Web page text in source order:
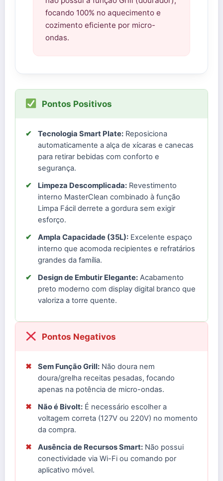
focando 100% no aquecimento e
cozimento eficiente por micro-
ondas.
Pontos Positivos
✔ Tecnologia Smart Plate: Reposiciona
automaticamente a alça de xícaras e canecas
para retirar bebidas com conforto e
segurança.
✔
Limpeza Descomplicada: Revestimento
interno MasterClean combinado à função
Limpa Fácil derrete a gordura sem exigir
esforço.
✔
Ampla Capacidade (35L): Excelente espaço
interno que acomoda recipientes e refratários
grandes da família.
✔
Design de Embutir Elegante: Acabamento
preto moderno com display digital branco que
valoriza a torre quente.
Pontos Negativos
✖ Sem Função Grill: Não doura nem
doura/grelha receitas pesadas, focando
apenas na potência de micro-ondas.
✖
Não é Bivolt: É necessário escolher a
voltagem correta (127V ou 220V) no momento
da compra.
✖
Ausência de Recursos Smart: Não possui
conectividade via Wi-Fi ou comando por
aplicativo móvel.